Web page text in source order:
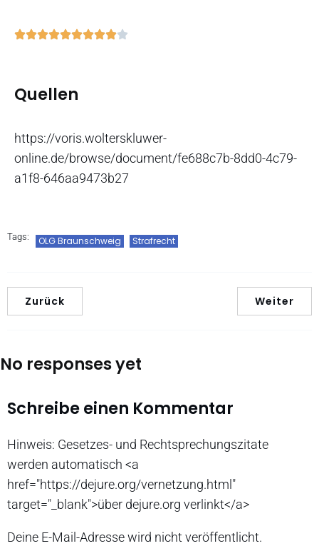
Quellen
https://voris.wolterskluwer-
online.de/browse/document/fe688c7b-8dd0-4c79-
a1f8-646aa9473b27
Tags: OLG Braunschweig Strafrecht
Zurück Weiter
No responses yet
Schreibe einen Kommentar
Hinweis: Gesetzes- und Rechtsprechungszitate
werden automatisch <a
href="https://dejure.org/vernetzung.html"
target="_blank">über dejure.org verlinkt</a>
Deine E-Mail-Adresse wird nicht veröffentlicht.